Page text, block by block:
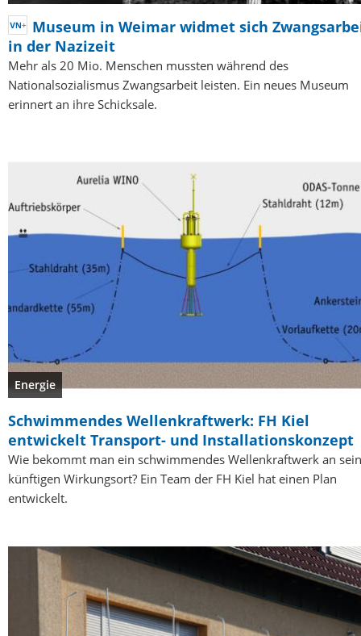
Museum in Weimar widmet sich
in der Nazizeit
Mehr als 20 Mio. Menschen mussten während des
Nationalsozialismus Zwangsarbeit leisten. Ein neues Museum
erinnert an ihre Schicksale.
Energie
Schwimmendes Wellenkraftwerk: FH Kiel
entwickelt Transport- und Installationskonzept
Wie bekommt man ein schwimmendes Wellenkraftwerk an
künftigen Wirkungsort? Ein Team der FH Kiel hat einen Plan
entwickelt.